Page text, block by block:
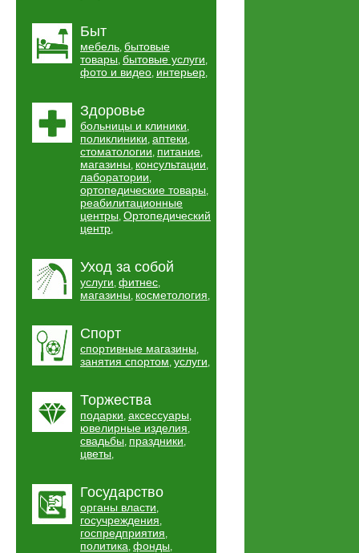
Быт
мебель, бытовые
товары, бытовые услуги,
фото и видео, интерьер,
Здоровье
больницы и клиники,
поликлиники, аптеки,
стоматологии, питание,
магазины, консультации,
лаборатории,
ортопедические товары,
реабилитационные
центры, Ортопедический
центр,
Уход за собой
услуги, фитнес,
магазины, косметология,
Спорт
спортивные магазины,
занятия спортом, услуги,
Торжества
подарки, аксессуары,
ювелирные изделия,
свадьбы, праздники,
цветы,
Государство
органы власти,
госучреждения,
госпредприятия,
политика, фонды,